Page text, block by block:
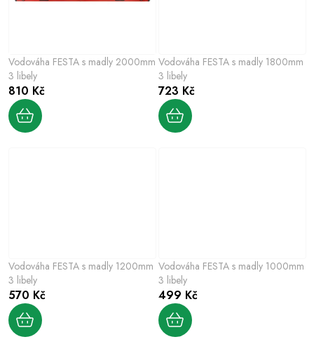
Vodováha FESTA s madly 2000mm
3 libely
810 Kč
Vodováha FESTA s madly 1800mm
3 libely
723 Kč
Vodováha FESTA s madly 1200mm
3 libely
570 Kč
Vodováha FESTA s madly 1000mm
3 libely
499 Kč